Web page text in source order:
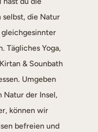
die Natur
Tägliches Yoga,
& Sounbath
Umgeben
Natur der Insel,
können wir
befreien und